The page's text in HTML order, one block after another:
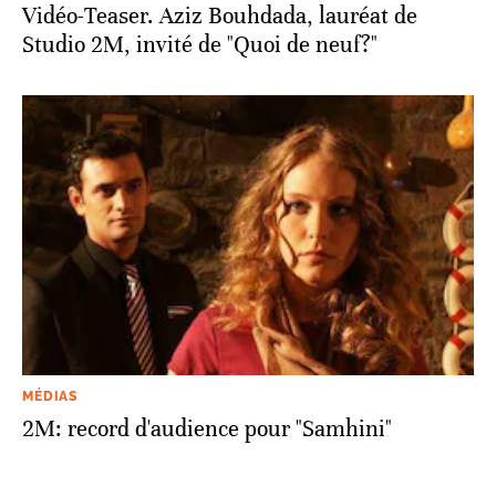
Vidéo-Teaser. Aziz Bouhdada, lauréat de
Studio 2M, invité de "Quoi de neuf?"
MÉDIAS
2M: record d'audience pour "Samhini"